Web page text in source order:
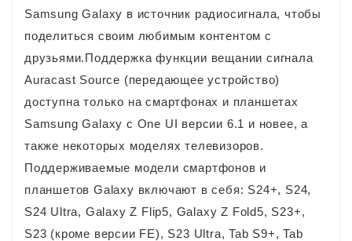
Samsung Galaxy в источник радиосигнала, чтобы
поделиться своим любимым контентом с
друзьями.Поддержка функции вещании сигнала
Auracast Source (передающее устройство)
доступна только на смартфонах и планшетах
Samsung Galaxy с One UI версии 6.1 и новее, а
также некоторых моделях телевизоров.
Поддерживаемые модели смартфонов и
планшетов Galaxy включают в себя: S24+, S24,
S24 Ultra, Galaxy Z Flip5, Galaxy Z Fold5, S23+,
S23 (кроме версии FE), S23 Ultra, Tab S9+, Tab